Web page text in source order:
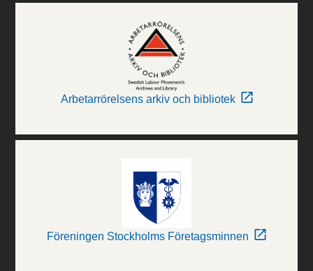
Arbetarrörelsens arkiv och bibliotek
Föreningen Stockholms Företagsminnen